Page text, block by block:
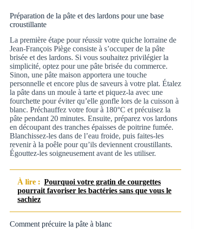
Préparation de la pâte et des lardons pour une base
croustillante
La première étape pour réussir votre quiche lorraine de
Jean-François Piège consiste à s’occuper de la pâte
brisée et des lardons. Si vous souhaitez privilégier la
simplicité, optez pour une pâte brisée du commerce.
Sinon, une pâte maison apportera une touche
personnelle et encore plus de saveurs à votre plat. Étalez
la pâte dans un moule à tarte et piquez-la avec une
fourchette pour éviter qu’elle gonfle lors de la cuisson à
blanc. Préchauffez votre four à 180°C et précuisez la
pâte pendant 20 minutes. Ensuite, préparez vos lardons
en découpant des tranches épaisses de poitrine fumée.
Blanchissez-les dans de l’eau froide, puis faites-les
revenir à la poêle pour qu’ils deviennent croustillants.
Égouttez-les soigneusement avant de les utiliser.
À lire : Pourquoi votre gratin de courgettes
pourrait favoriser les bactéries sans que vous le
sachiez
Comment précuire la pâte à blanc